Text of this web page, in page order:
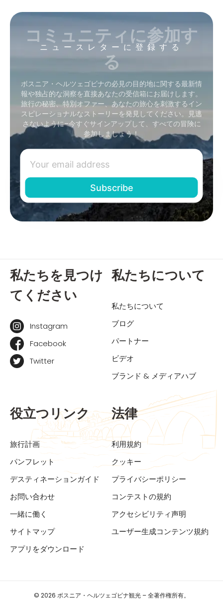
ニュースレターに登録する
コミュニティに参加す
る
ボスニア・ヘルツェゴビナの必見の目的地に関する最新情
報や独占的な洞察を直接あなたの受信箱にお届けします。
旅行の秘密、特別オファー、あなたの旅心を刺激するイン
スピレーショナルなストーリーを発見してください。見逃
さないように–今すぐサインアップして、すべての冒険に
参加しましょう！
私たちを見つけ
てください
Instagram
Facebook
Twitter
私たちについて
私たちについて
ブログ
パートナー
ビデオ
ブランド & メディアハブ
役立つリンク
旅行計画
パンフレット
デスティネーションガイド
お問い合わせ
一緒に働く
サイトマップ
アプリをダウンロード
法律
利用規約
クッキー
プライバシーポリシー
コンテストの規約
アクセシビリティ声明
ユーザー生成コンテンツ規約
© 2026 ボスニア・ヘルツェゴビナ観光 – 全著作権所有。